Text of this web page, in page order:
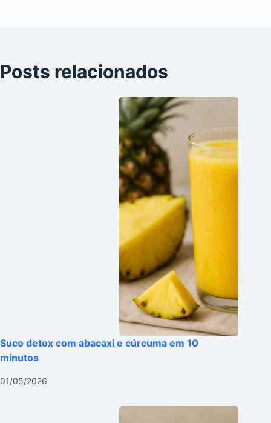
Posts relacionados
Suco detox com abacaxi e cúrcuma em 10
minutos
01/05/2026